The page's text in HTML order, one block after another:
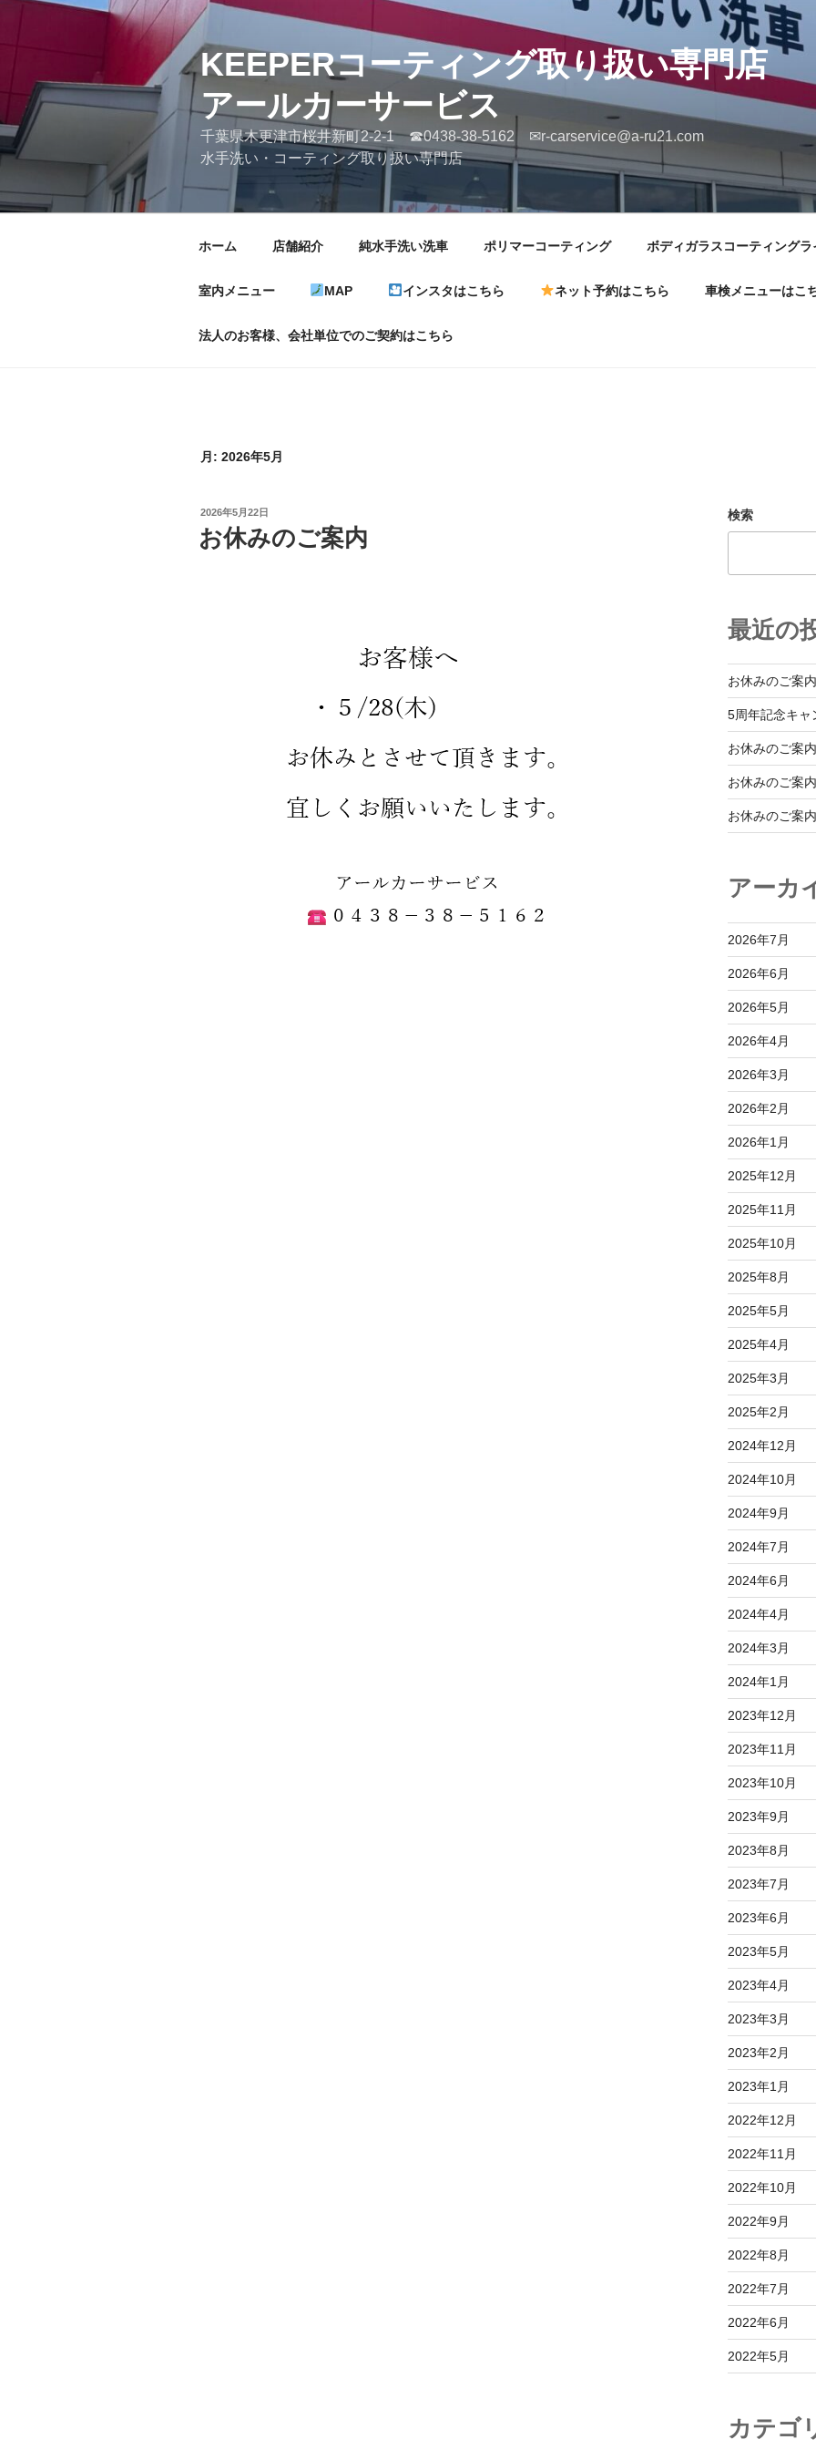
へ
ス
キ
プ
KEEPERコーティング取り
アールカーサービス
千葉県木更津市桜井新町2-2-1 ☎0438-38-5162 ✉r-
水手洗い・コーティング取り扱い専門店
ホーム 店舗紹介 純水手洗い洗車 ポリマーコーティング ボディガラスコーティングラ
室内メニュー MAP インスタはこちら ネット予約はこちら 車検メニューはこ
法人のお客様、会社単位でのご契約はこちら
月: 2026年5月
投
稿
日:
2026年5月22日
お休みのご案内
検索
最近の
お休みのご案内
5周年記念キャ
お休みのご案内
お休みのご案内
お休みのご案内
アーカ
2026年7月
2026年6月
2026年5月
2026年4月
2026年3月
2026年2月
2026年1月
2025年12月
2025年11月
2025年10月
2025年8月
2025年5月
2025年4月
2025年3月
2025年2月
2024年12月
2024年10月
2024年9月
2024年7月
2024年6月
2024年4月
2024年3月
2024年1月
2023年12月
2023年11月
2023年10月
2023年9月
2023年8月
2023年7月
2023年6月
2023年5月
2023年4月
2023年3月
2023年2月
2023年1月
2022年12月
2022年11月
2022年10月
2022年9月
2022年8月
2022年7月
2022年6月
2022年5月
カテゴ